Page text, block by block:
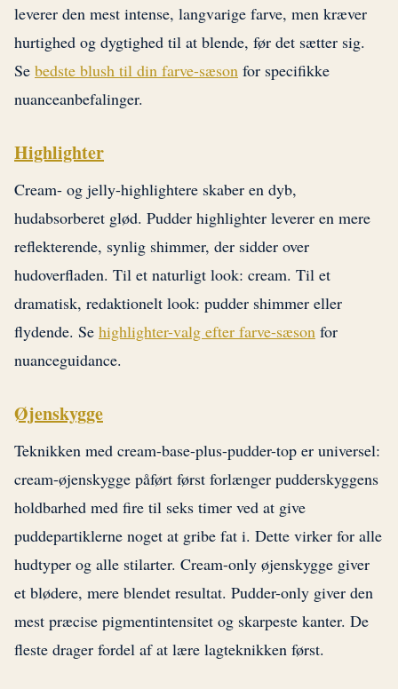
leverer den mest intense, langvarige farve, men kræver
hurtighed og dygtighed til at blende, før det sætter sig.
Se bedste blush til din farve-sæson for specifikke
nuanceanbefalinger.
Highlighter
Cream- og jelly-highlightere skaber en dyb,
hudabsorberet glød. Pudder highlighter leverer en mere
reflekterende, synlig shimmer, der sidder over
hudoverfladen. Til et naturligt look: cream. Til et
dramatisk, redaktionelt look: pudder shimmer eller
flydende. Se highlighter-valg efter farve-sæson for
nuanceguidance.
Øjenskygge
Teknikken med cream-base-plus-pudder-top er universel:
cream-øjenskygge påført først forlænger pudderskyggens
holdbarhed med fire til seks timer ved at give
puddepartiklerne noget at gribe fat i. Dette virker for alle
hudtyper og alle stilarter. Cream-only øjenskygge giver
et blødere, mere blendet resultat. Pudder-only giver den
mest præcise pigmentintensitet og skarpeste kanter. De
fleste drager fordel af at lære lagteknikken først.